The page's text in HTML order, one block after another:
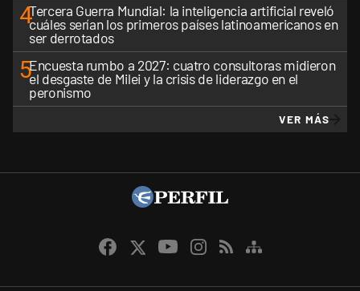
4Tercera Guerra Mundial: la inteligencia artificial reveló
cuáles serían los primeros países latinoamericanos en
ser derrotados
5Encuesta rumbo a 2027: cuatro consultoras midieron
el desgaste de Milei y la crisis de liderazgo en el
peronismo
VER MÁS